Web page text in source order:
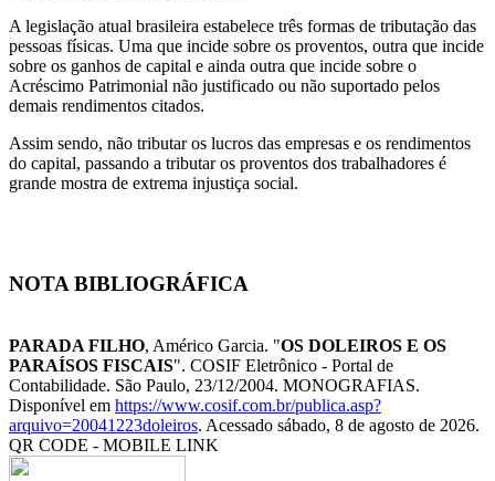
A legislação atual brasileira estabelece três formas de tributação das
pessoas físicas. Uma que incide sobre os proventos, outra que incide
sobre os ganhos de capital e ainda outra que incide sobre o
Acréscimo Patrimonial não justificado ou não suportado pelos
demais rendimentos citados.
Assim sendo, não tributar os lucros das empresas e os rendimentos
do capital, passando a tributar os proventos dos trabalhadores é
grande mostra de extrema injustiça social.
NOTA BIBLIOGRÁFICA
PARADA FILHO, Américo Garcia. "OS DOLEIROS E OS
PARAÍSOS FISCAIS". COSIF Eletrônico - Portal de
Contabilidade. São Paulo, 23/12/2004. MONOGRAFIAS.
Disponível em https://www.cosif.com.br/publica.asp?
arquivo=20041223doleiros. Acessado sábado, 8 de agosto de 2026.
QR CODE - MOBILE LINK